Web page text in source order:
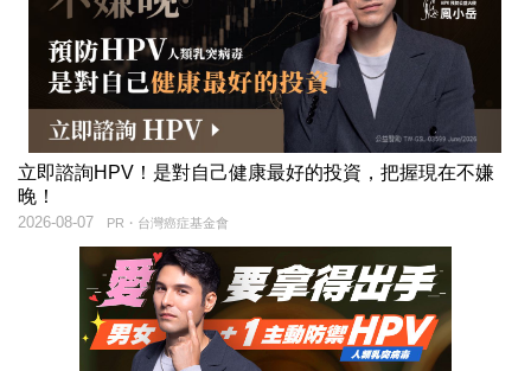
立即諮詢HPV！是對自己健康最好的投資，把握現在不嫌
晚！
PR・台灣癌症基金會
2026-08-07